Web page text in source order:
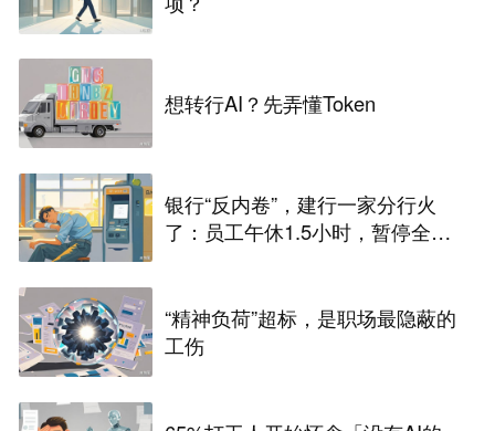
想转行AI？先弄懂Token
银行“反内卷”，建行一家分行火
了：员工午休1.5小时，暂停全部
不敢第一个休
“精神负荷”超标，是职场最隐蔽的
工伤